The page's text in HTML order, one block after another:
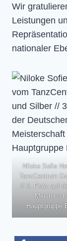
Wir
Leistungen
nationaler
Niloke Sofie
TanzCentrum
// 3. Platz auf
Hauptgruppe